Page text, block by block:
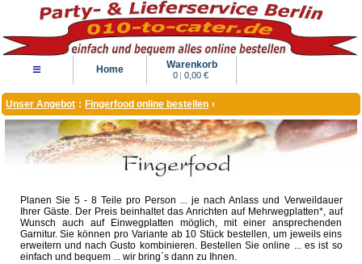
≡ Home Warenkorb
0 | 0,00 €
Unser Angebot : Fingerfood online bestellen ›
Planen Sie 5 - 8 Teile pro Person ... je nach Anlass und Verweildauer
Ihrer Gäste. Der Preis beinhaltet das Anrichten auf Mehrwegplatten*, auf
Wunsch auch auf Einwegplatten möglich, mit einer ansprechenden
Garnitur. Sie können pro Variante ab 10 Stück bestellen, um jeweils eins
erweitern und nach Gusto kombinieren. Bestellen Sie online ... es ist so
einfach und bequem ... wir bring`s dann zu Ihnen.